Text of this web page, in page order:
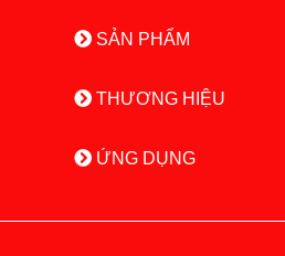
SẢN PHẨM
THƯƠNG HIỆU
ỨNG DỤNG